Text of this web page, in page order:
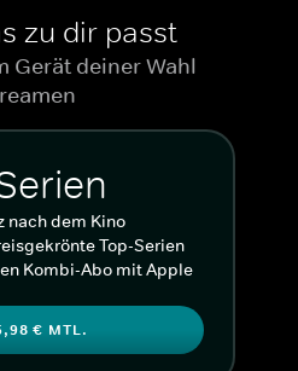
zu dir passt
Gerät deiner Wahl
nach dem Kino
Top-Serien
Kombi-Abo mit Apple
€ MTL.